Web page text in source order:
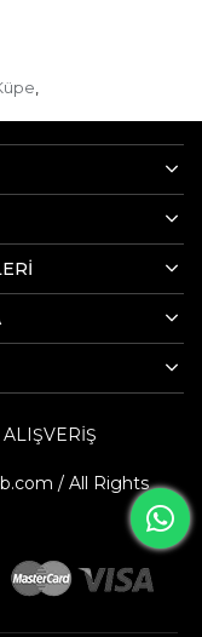
,
/ All Rights